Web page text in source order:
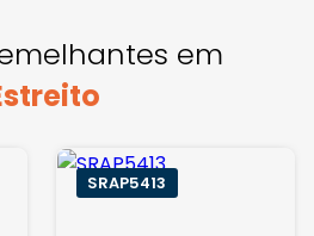
em
SRAP5413